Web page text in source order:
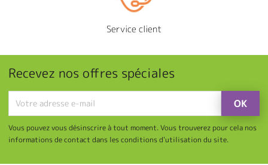
Service client
Recevez nos offres spéciales
Vous pouvez vous désinscrire à tout moment. Vous trouverez pour cela nos
informations de contact dans les conditions d'utilisation du site.